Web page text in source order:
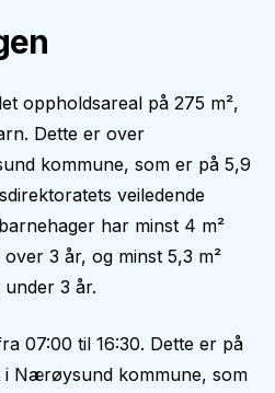
oppholdsareal på 275 m²,
Dette er over
kommune, som er på 5,9
veiledende
har minst 4 m²
3 år, og minst 5,3 m²
3 år.
07:00 til 16:30. Dette er på
i Nærøysund kommune, som